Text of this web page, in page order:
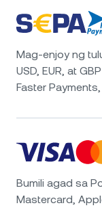
Mag-enjoy ng
USD, EUR, at
Faster Payments,
Bumili agad sa
Mastercard,